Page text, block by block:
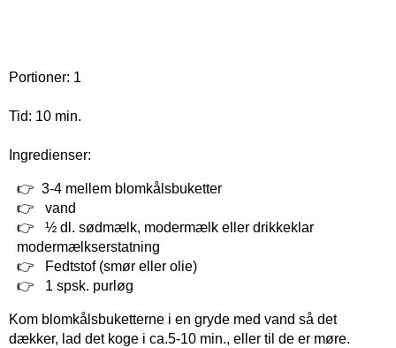
Portioner: 1
Tid: 10 min.
Ingredienser:
3-4 mellem blomkålsbuketter
vand
½ dl. sødmælk, modermælk eller drikkeklar
modermælkserstatning
Fedtstof (smør eller olie)
1 spsk. purløg
Kom blomkålsbuketterne i en gryde med vand så det
dækker, lad det koge i ca.5-10 min., eller til de er møre.